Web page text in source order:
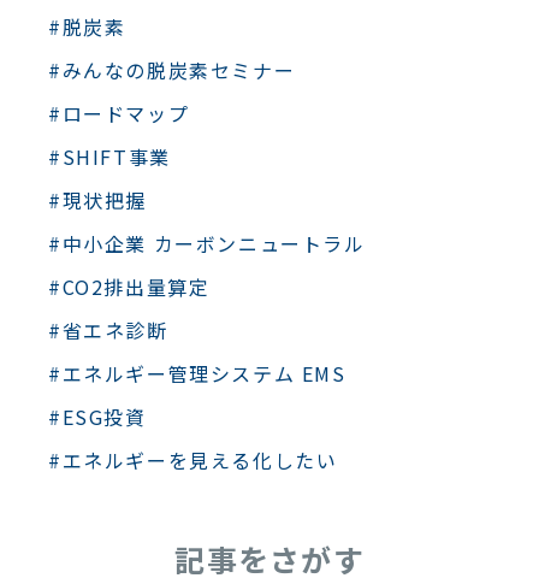
#脱炭素
#みんなの脱炭素セミナー
#ロードマップ
#SHIFT事業
#現状把握
#中小企業 カーボンニュートラル
#CO2排出量算定
#省エネ診断
#エネルギー管理システム EMS
#ESG投資
#エネルギーを見える化したい
記事をさがす